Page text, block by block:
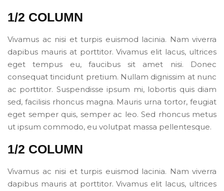
1/2 COLUMN
Vivamus ac nisi et turpis euismod lacinia. Nam viverra
dapibus mauris at porttitor. Vivamus elit lacus, ultrices
eget tempus eu, faucibus sit amet nisi. Donec
consequat tincidunt pretium. Nullam dignissim at nunc
ac porttitor. Suspendisse ipsum mi, lobortis quis diam
sed, facilisis rhoncus magna. Mauris urna tortor, feugiat
eget semper quis, semper ac leo. Sed rhoncus metus
ut ipsum commodo, eu volutpat massa pellentesque.
1/2 COLUMN
Vivamus ac nisi et turpis euismod lacinia. Nam viverra
dapibus mauris at porttitor. Vivamus elit lacus, ultrices